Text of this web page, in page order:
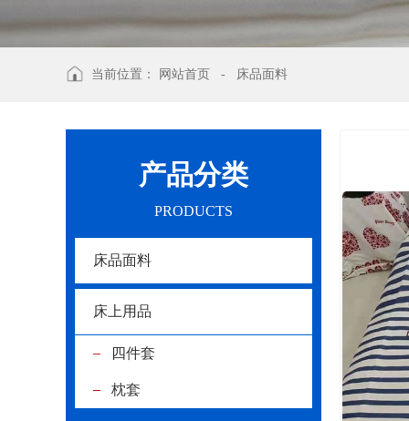
当前位置： 网站首页 - 床品面料
产品分类
PRODUCTS
床品面料
床上用品
四件套
枕套